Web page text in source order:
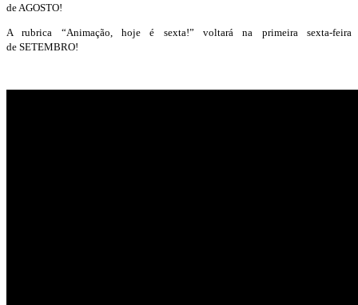
de AGOSTO!
A rubrica “Animação, hoje é sexta!” voltará na primeira sexta-feira
de SETEMBRO!